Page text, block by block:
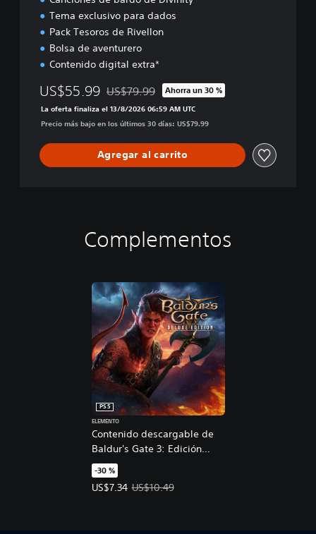
Tema exclusivo para dados
Pack Tesoros de Rivellon
Bolsa de aventurero
Contenido digital extra*
US$55.99 Rebajado del precio original de US$79.99
US$79.99 Ahorra un 30 %
La oferta finaliza el 13/8/2026 06:59 AM UTC
Precio más bajo en los últimos 30 días: US$79.99
Agregar al carrito
Complementos
Contenido descargable de
Baldur's Gate 3: Edición
digital de lujo
PS5
ELEMENTO
-30 %
US$7.34
Precio de la oferta: US$7.34. Precio original:
US$10.49